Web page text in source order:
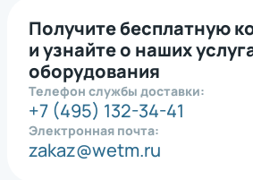
Получите бесплатную
и узнайте о наших
оборудования
Телефон службы доставки:
+7 (495) 132-34-41
Электронная почта:
zakaz@wetm.ru